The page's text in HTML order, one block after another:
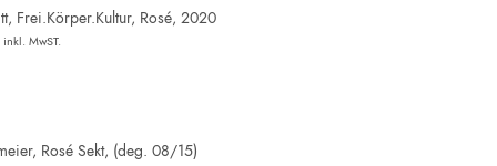
Frei.Körper.Kultur, Rosé, 2020
inkl. MwST.
Rosé Sekt, (deg. 08/15)